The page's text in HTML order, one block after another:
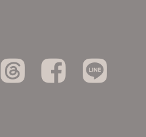
Threads Facebook LINE